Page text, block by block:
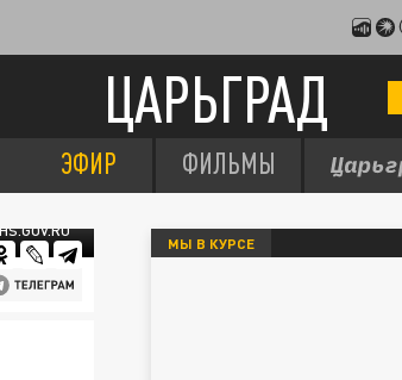
ЦАРЬГРАД
ЭФИР ФИЛЬМЫ
МЫ В КУРСЕ